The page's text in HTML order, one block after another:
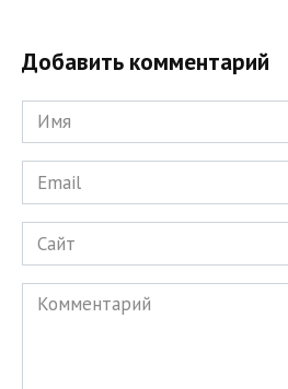
Добавить комментарий
Имя
*
Email
*
Сайт
Комментарий